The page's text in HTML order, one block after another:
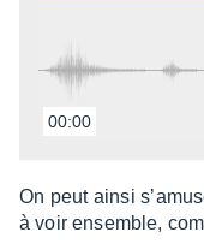
00:00
On peut ainsi
à voir ensemble,